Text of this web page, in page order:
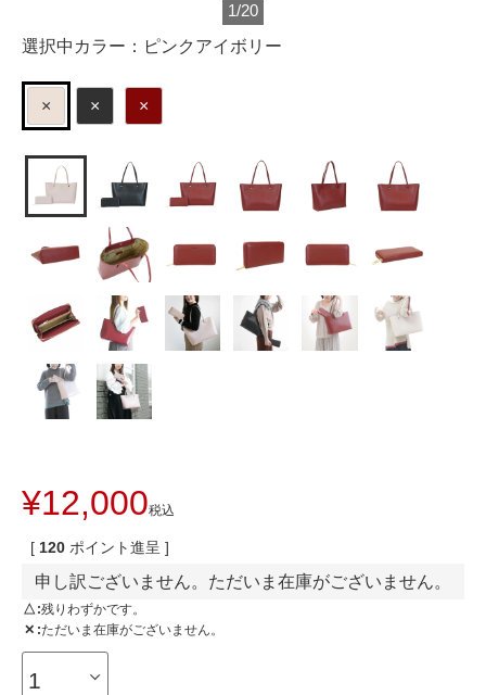
1/20
選択中カラー： ピンクアイボリー
× × ×
¥12,000税込
[ 120 ポイント進呈 ]
申し訳ございません。ただいま在庫がございません。
△ 残りわずかです。
✕ ただいま在庫がございません。